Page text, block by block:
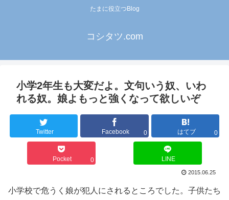
たまに役立つBlog
コシタツ.com
小学2年生も大変だよ。文句いう奴、いわ
れる奴。娘よもっと強くなって欲しいぞ
Twitter Facebook 0 はてブ 0
Pocket 0 LINE
2015.06.25
小学校で危うく娘が犯人にされるところでした。子供たち